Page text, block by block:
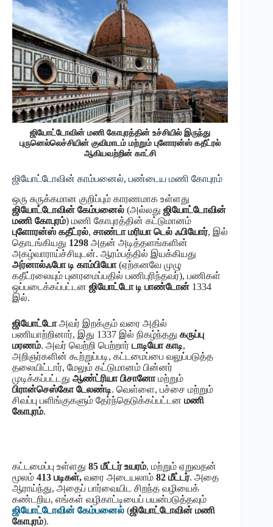
ஜியோட்டோவின் மணி கோபுரத்தின் உச்சியில் இருந்து
புருனெல்லெச்சியின் குவிமாடம் மற்றும் புளோரன்ஸ் கதீட்ரல்
ஆகியவற்றின் காட்சி
ஜியோட்டோவின் காம்பனைல், பண்டைய மணி கோபுரம்
ஒரு சுருக்கமான குறிப்பும் காரணமாக உள்ளது
ஜியோட்டோவின் கேம்பனைல் (அல்லது ஜியோட்டோவின்
மணி கோபுரம்) மணி கோபுரத்தின் கட்டுமானம்
புளோரன்ஸ் கதீட்ரல், சாண்டா மரியா டெல் ஃபியோர், இல்
தொடங்கியது 1298 அதன் அடித்தளங்களின்
அகழ்வாராய்ச்சியுடன். ஆரம்பத்தில் இயக்கியது
அர்னால்ஃபோ டி காம்பியோ(ஏற்கனவே முழு
கதீட்ரலையும் புனரமைப்பதில் பணிபுரிந்தவர்), பணிகள்
ஒப்படைக்கப்பட்டன ஜியோட்டோ டி பாண்டோன் 1334
இல்.
ஜியோட்டோஅவர் இறக்கும் வரை அதில்
பணியாற்றினார், இது 1337 இல் நிகழ்ந்தது கருப்பு
மரணம். அவர் வெற்றி பெற்றார் டாடியோ காடி,
அறிஞர்களின் கூற்றுப்படி, கட்டமைப்பை வலுப்படுத்த
தலையிட்டார், மேலும் கட்டுமானம் பின்னர்
முடிக்கப்பட்டது ஆண்ட்ரியா பிசானோமற்றும்
பிரான்செஸ்கோ டேலண்டி. வெள்ளை, பச்சை மற்றும்
சிவப்பு பளிங்குகளும் தேர்ந்தெடுக்கப்பட்டன மணி
கோபுரம்.
கட்டமைப்பு உள்ளது 85 மீட்டர் உயரம், மற்றும் ஏறுவதன்
மூலம் 413 படிகள், வரை அடையலாம் 82 மீட்டர். அதை
ஆராய்ந்து, அதைப் பார்வையிட சிறந்த வழியைக்
கண்டறிய, எங்கள் வழிகாட்டியைப் பயன்படுத்தவும்
ஜியோட்டோவின் கேம்பனைல் (ஜியோட்டோவின் மணி
கோபுரம்).